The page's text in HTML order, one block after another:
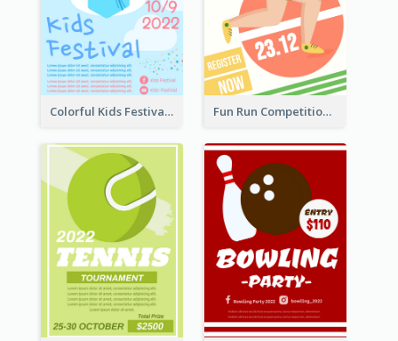
Colorful Kids Festival Flyer Fun Run Competition Flyer